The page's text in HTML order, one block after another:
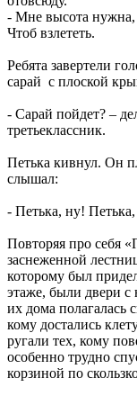
- Мне высота нужна,
Чтоб взлететь.
Ребята завертели
сарай с плоской
- Сарай пойдет? –
третьеклассник.
Петька кивнул. Он
слышал:
- Петька, ну!
Повторяя про себя
заснеженной
которому был
этаже, были двери
их дома полагалась
кому достались
ругали тех, кому
особенно трудно
корзиной по